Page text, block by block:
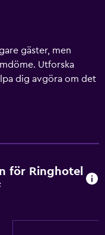
gäster, men
Utforska
dig avgöra om det
för Ringhotel